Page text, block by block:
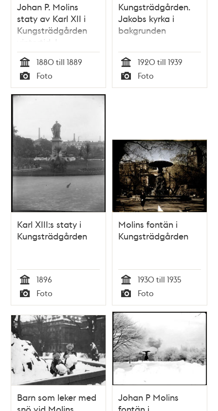
Johan P. Molins
staty av Karl XII i
Kungsträdgården
vintertid. I
bakgrunden
Palmeska huset
Tid
1880 till 1889
Typ
Foto
Kungsträdgården.
Jakobs kyrka i
bakgrunden
Tid
1920 till 1939
Typ
Foto
Karl XIII:s staty i
Kungsträdgården
Tid
1896
Typ
Foto
Molins fontän i
Kungsträdgården
Tid
1930 till 1935
Typ
Foto
Barn som leker med
Johan P Molins